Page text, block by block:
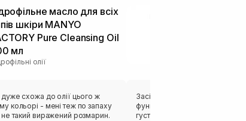
масло для всіх
шкіри MANYO
Pure Cleansing Oil
мл
олії
дуже схожа до олії цього ж
кольорі - мені теж по запаху
такий виражений розмарин.
Засіб чудово очищує шкіру
функцію демакіяжу. ❤️‍🔥
густим, а досить легко